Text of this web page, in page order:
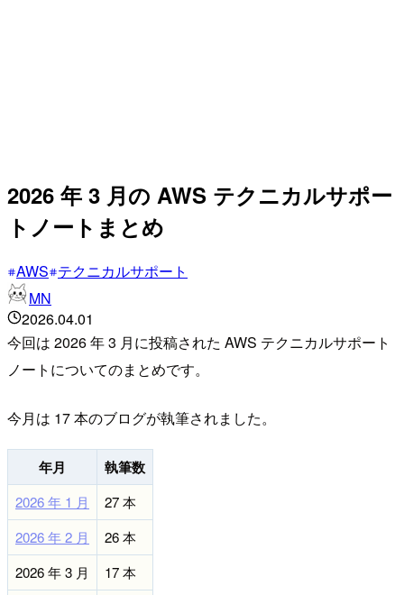
2026 年 3 月の AWS テクニカルサポー
トノートまとめ
AWS テクニカルサポート
MN
2026.04.01
今回は 2026 年 3 月に投稿された AWS テクニカルサポート
ノートについてのまとめです。
今月は 17 本のブログが執筆されました。
年月 執筆数
2026 年 1 月
27 本
2026 年 2 月
26 本
2026 年 3 月
17 本